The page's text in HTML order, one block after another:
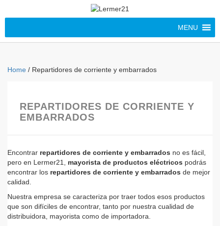
MENU
Home / Repartidores de corriente y embarrados
REPARTIDORES DE CORRIENTE Y
EMBARRADOS
Encontrar repartidores de corriente y embarrados no es fácil,
pero en Lermer21, mayorista de productos eléctricos podrás
encontrar los repartidores de corriente y embarrados de mejor
calidad.
Nuestra empresa se caracteriza por traer todos esos productos
que son difíciles de encontrar, tanto por nuestra cualidad de
distribuidora, mayorista como de importadora.